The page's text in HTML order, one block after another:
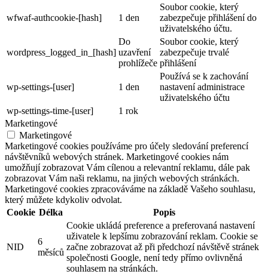
wfwaf-authcookie-[hash] 1 den
Soubor cookie, který
zabezpečuje přihlášení do
uživatelského účtu.
wordpress_logged_in_[hash]
Do
uzavření
prohlížeče
Soubor cookie, který
zabezpečuje trvalé
přihlášení
wp-settings-[user] 1 den
Používá se k zachování
nastavení administrace
uživatelského účtu
wp-settings-time-[user]
1 rok
Marketingové
Marketingové
Marketingové cookies používáme pro účely sledování preferencí
návštěvníků webových stránek. Marketingové cookies nám
umožňují zobrazovat Vám cílenou a relevantní reklamu, dále pak
zobrazovat Vám naši reklamu, na jiných webových stránkách.
Marketingové cookies zpracováváme na základě Vašeho souhlasu,
který můžete kdykoliv odvolat.
Cookie Délka Popis
NID
6
měsíců
Cookie ukládá preference a preferovaná nastavení
uživatele k lepšímu zobrazování reklam. Cookie se
začne zobrazovat až při předchozí návštěvě stránek
společnosti Google, není tedy přímo ovlivněná
souhlasem na stránkách.